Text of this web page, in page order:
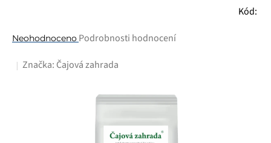
Kód:
Průměrné
produktu
Neohodnoceno Podrobnosti hodnocení
Značka: Čajová zahrada